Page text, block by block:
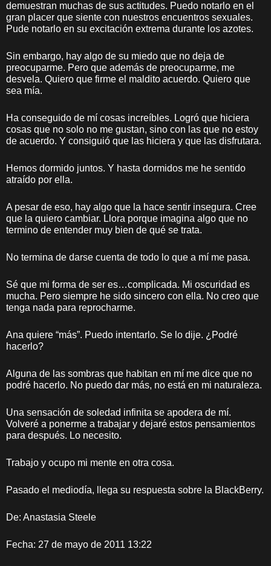
demuestran muchas de sus actitudes. Puedo notarlo en el
gran placer que siente con nuestros encuentros sexuales.
Pude notarlo en su excitación extrema durante los azotes.
Sin embargo, hay algo de su miedo que no deja de
preocuparme. Pero que además de preocuparme, me
desvela. Quiero que firme el maldito acuerdo. Quiero que
sea mía.
Ha conseguido de mí cosas increíbles. Logró que hiciera
cosas que no solo no me gustan, sino con las que no estoy
de acuerdo. Y consiguió que las hiciera y que las disfrutara.
Hemos dormido juntos. Y hasta dormidos me he sentido
atraído por ella.
A pesar de eso, hay algo que la hace sentir insegura. Cree
que la quiero cambiar. Llora porque imagina algo que no
termino de entender muy bien de qué se trata.
No termina de darse cuenta de todo lo que a mí me pasa.
Sé que mi forma de ser es…complicada. Mi oscuridad es
mucha. Pero siempre he sido sincero con ella. No creo que
tenga nada para reprocharme.
Ana quiere “más”. Puedo intentarlo. Se lo dije. ¿Podré
hacerlo?
Alguna de las sombras que habitan en mí me dice que no
podré hacerlo. No puedo dar más, no está en mi naturaleza.
Una sensación de soledad infinita se apodera de mí.
Volveré a ponerme a trabajar y dejaré estos pensamientos
para después. Lo necesito.
Trabajo y ocupo mi mente en otra cosa.
Pasado el mediodía, llega su respuesta sobre la BlackBerry.
De: Anastasia Steele
Fecha: 27 de mayo de 2011 13:22